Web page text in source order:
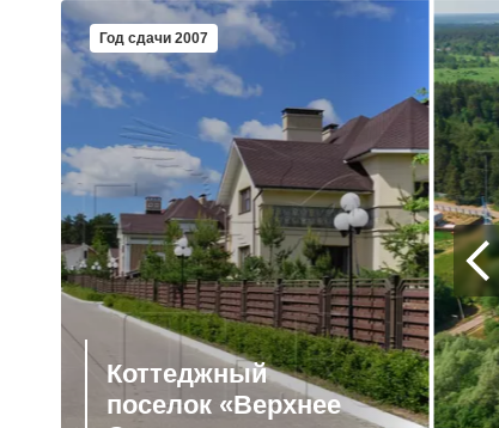
Год сдачи 2007
Коттеджный
поселок «Верхнее